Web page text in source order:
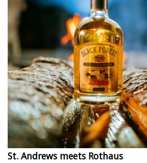
St. Andrews meets Rothaus